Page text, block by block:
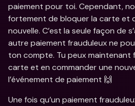
paiement pour toi. Cependant,
fortement de bloquer la carte et
nouvelle. C’est la seule façon de
autre paiement frauduleux ne
ton compte. Tu peux maintenant
carte et en commander une
l’événement de paiement 🙌
Une fois qu’un paiement